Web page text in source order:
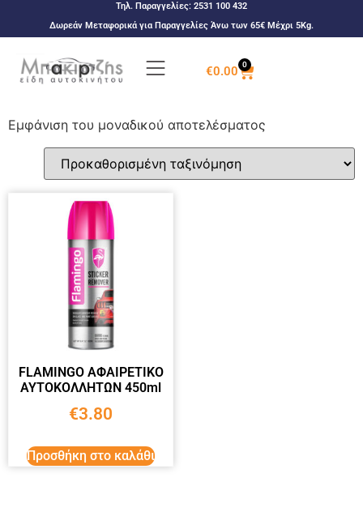
Τηλ. Παραγγελίες: 2531 100 432
Δωρεάν Μεταφορικά για Παραγγελίες Άνω των 65€ Μέχρι 5Kg.
€0.00 0
Εμφάνιση του μοναδικού αποτελέσματος
FLAMINGO ΑΦΑΙΡΕΤΙΚΟ
ΑΥΤΟΚΟΛΛΗΤΩΝ 450ml
€3.80
Προσθήκη στο καλάθι